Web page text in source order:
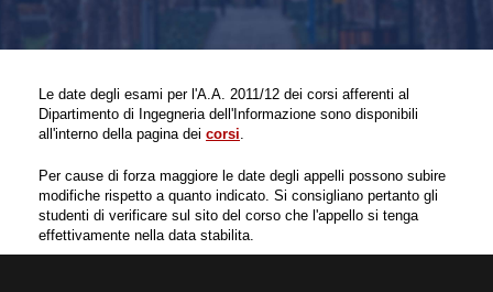
Le date degli esami per l'A.A. 2011/12 dei corsi afferenti al
Dipartimento di Ingegneria dell'Informazione sono disponibili
all'interno della pagina dei corsi
Per cause di forza maggiore le date degli appelli possono subire
modifiche rispetto a quanto indicato. Si consigliano pertanto gli
studenti di verificare sul sito del corso che l'appello si tenga
effettivamente nella data stabilita.